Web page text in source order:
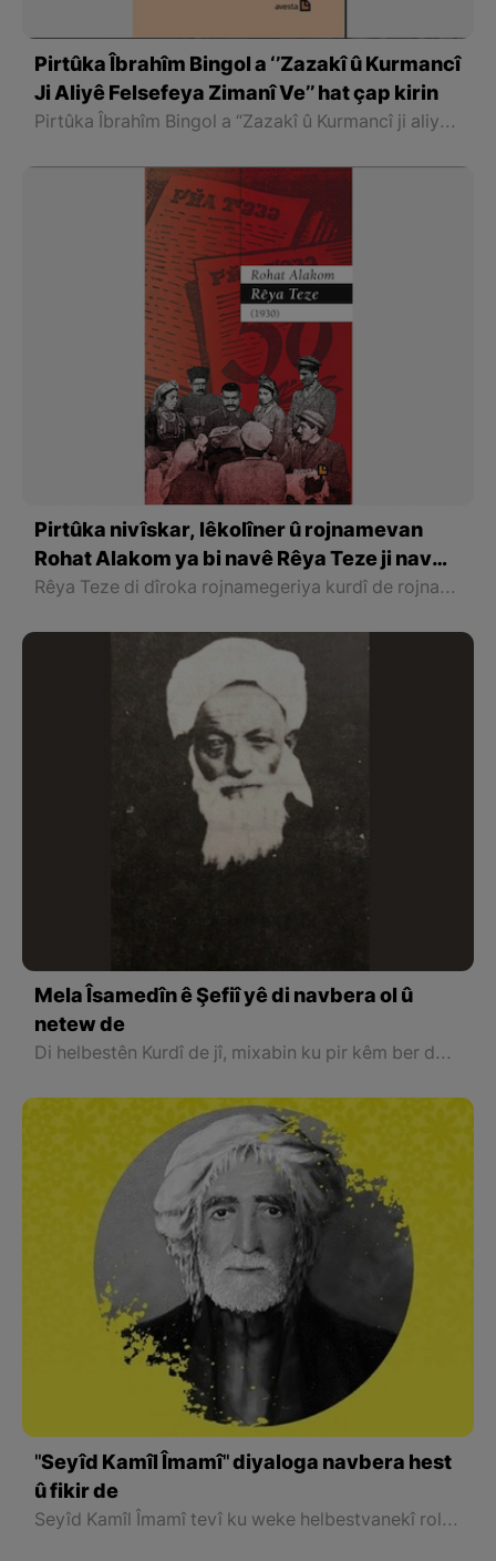
Pirtûka Îbrahîm Bingol a ‘’Zazakî û Kurmancî
Ji Aliyê Felsefeya Zimanî Ve’’ hat çap kirin
Pirtûka Îbrahîm Bingol a “Zazakî û Kurmancî ji aliyê felsefeya zimanî ve” ji Weşanên Avestayê derket. Pirtûk ji 104 rûpelan pêktê.
Pirtûka nivîskar, lêkolîner û rojnamevan
Rohat Alakom ya bi navê Rêya Teze ji nav
weşanên Avestayê derket
Rêya Teze di dîroka rojnamegeriya kurdî de rojnameya kurdî ya yekem tê hesibandin ku bi tîpên latînî dest bi weşanê kiriye. Cara yekem rojnameke bi kurdî ji nîv sedsalî zêdetir ji aliyê dewletekê de bi awayekî profesyonel hatiye derxistin, nêzîkî 5 hezar hejmarên wê hatine weşandin.
Mela Îsamedîn ê Şefiî yê di navbera ol û
netew de
Di helbestên Kurdî de jî, mixabin ku pir kêm ber dest in, xuya dibe ku Mela Îsamedîn ji aliyê ziman ve di bin bandora helbestvanên wekî “Nalî” û “Mehwî” de ye û di çend du beytan de jî, zimanek hêsan û zelal her bikar aniye, ku vê yekê nîşan dide navbirî wekî helbestvanên serdemên sedsala 20î ya Mukriyanê, hewl daye ku zimanê helbestê ber bi hêsanbûn û paqijikirin ji peyvên Erebî û Farsî bibe.
"Seyîd Kamîl Îmamî" diyaloga navbera hest
û fikir de
Seyîd Kamîl Îmamî tevî ku weke helbestvanekî rol hebû di parastina ziman û pêşxistina helbesta dibistana Babaniyan li Rojhilatê Kurdistanê, bi bikaranîna zimanê xwe yê paqij û resen û bê gotinên ne Kurdî, gavek pêşkeftiye û ji helbestvanên din serdema xwe pêştir bûye, tevî ku li hin cihan bandora Nalî, Wefayî û Mehwî li ser wî heye.